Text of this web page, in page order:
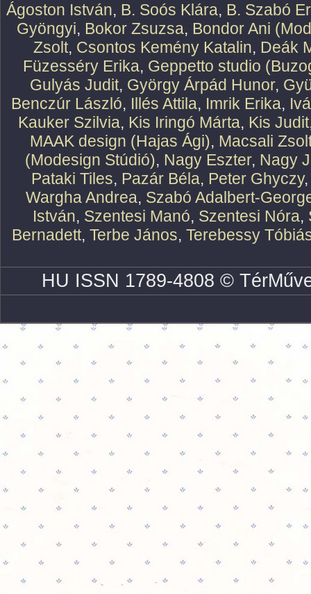
Ágoston István, B. Soós Klára, B. Szabó
Gyöngyi, Bokor Zsuzsa, Bondor Ani
Zsolt, Csontos Kemény Katalin, Deák
Füzesséry Erika, Geppetto studio
Gulyás Judit, György Árpád Hunor,
Benczúr László, Illés Attila, Imrik Erika,
Kauker Szilvia, Kis Iringó Márta, Kis Judit
MAAK design (Hajas Ági), Macsali
(Modesign Stúdió), Nagy Eszter, Nagy
Pataki Tiles, Pazár Béla, Peter Ghyczy
Wargha Andrea, Szabó Adalbert-
István, Szentesi Manó, Szentesi Nóra,
Bernadett, Terbe János, Terebessy
HU ISSN 1789-4808 ©